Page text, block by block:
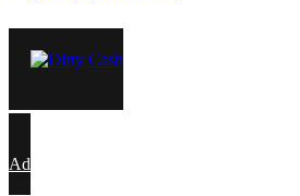
Add to wishlist